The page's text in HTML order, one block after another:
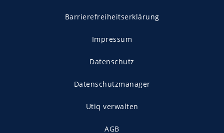
Barrierefreiheitserklärung
Impressum
Datenschutz
Datenschutzmanager
Utiq verwalten
AGB